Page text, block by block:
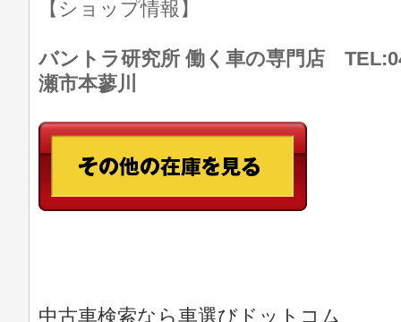
【ショップ情報】
バントラ研究所 働く車の専門店
瀬市本蓼川
中古車検索なら車選びドットコム